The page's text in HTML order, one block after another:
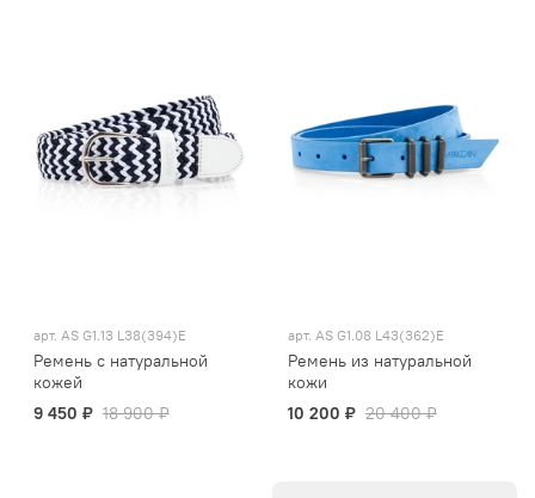
арт. AS G1.13 L38(394)E
Ремень с натуральной
кожей
9 450 ₽ 18 900 ₽
арт. AS G1.08 L43(362)E
Ремень из натуральной
кожи
10 200 ₽ 20 400 ₽